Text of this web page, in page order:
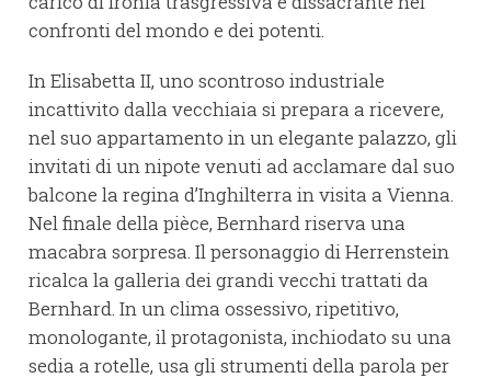
confronti del mondo e dei potenti.
In Elisabetta II, uno scontroso industriale
incattivito dalla vecchiaia si prepara a ricevere,
nel suo appartamento in un elegante palazzo, gli
invitati di un nipote venuti ad acclamare dal suo
balcone la regina d’Inghilterra in visita a Vienna.
Nel finale della pièce, Bernhard riserva una
macabra sorpresa. Il personaggio di Herrenstein
ricalca la galleria dei grandi vecchi trattati da
Bernhard. In un clima ossessivo, ripetitivo,
monologante, il protagonista, inchiodato su una
sedia a rotelle, usa gli strumenti della parola per